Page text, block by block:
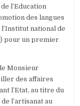
l’Education
des langues
national de
pour un premier
Monsieur
des affaires
l’Etat, au titre du
l’artisanat au